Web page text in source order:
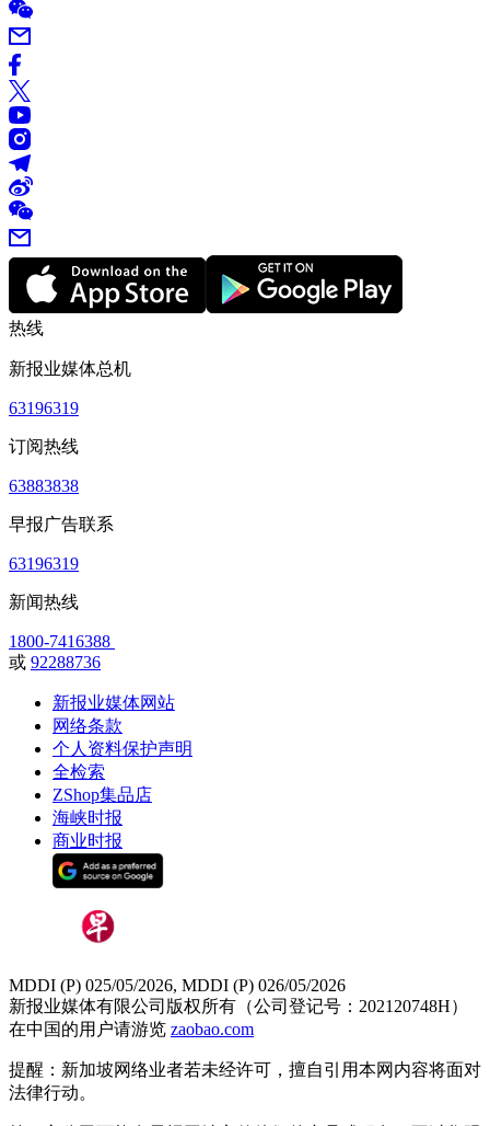
热线
新报业媒体总机
63196319
订阅热线
63883838
早报广告联系
63196319
新闻热线
1800-7416388
或 92288736
新报业媒体网站
网络条款
个人资料保护声明
全检索
ZShop集品店
海峡时报
商业时报
MDDI (P) 025/05/2026, MDDI (P) 026/05/2026
新报业媒体有限公司版权所有（公司登记号：202120748H）
在中国的用户请游览 zaobao.com
提醒：新加坡网络业者若未经许可，擅自引用本网内容将面对
法律行动。